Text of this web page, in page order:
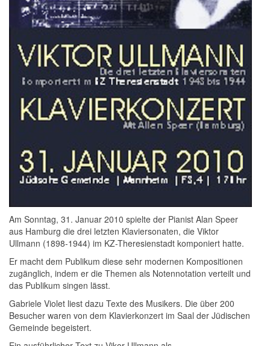
Am Sonntag, 31. Januar 2010 spielte der Pianist Alan Speer
aus Hamburg die drei letzten Klaviersonaten, die Viktor
Ullmann (1898-1944) im KZ-Theresienstadt komponiert hatte.
Er macht dem Publikum diese sehr modernen Kompositionen
zugänglich, indem er die Themen als Notennotation verteilt und
das Publikum singen lässt.
Gabriele Violet liest dazu Texte des Musikers. Die über 200
Besucher waren von dem Klavierkonzert im Saal der Jüdischen
Gemeinde begeistert.